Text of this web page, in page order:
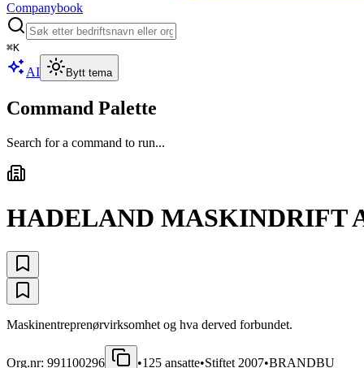
Companybook
⌘K
AI Bytt tema
Command Palette
Search for a command to run...
HADELAND MASKINDRIFT
Maskinentreprenørvirksomhet og hva derved forbundet.
Org.nr: 991100296 •125 ansatte•Stiftet 2007•BRANDBU